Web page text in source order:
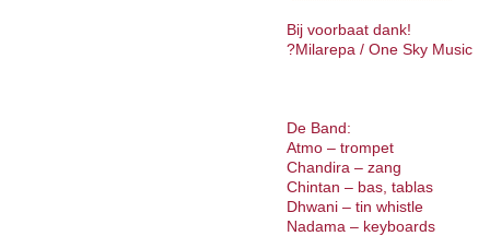
Bij voorbaat dank!
?Milarepa / One Sky Music
De Band:
Atmo – trompet
Chandira – zang
Chintan – bas, tablas
Dhwani – tin whistle
Nadama – keyboards